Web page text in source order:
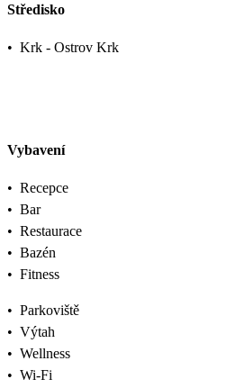
Středisko
• Krk - Ostrov Krk
Vybavení
• Recepce
• Bar
• Restaurace
• Bazén
• Fitness
• Parkoviště
• Výtah
• Wellness
• Wi-Fi